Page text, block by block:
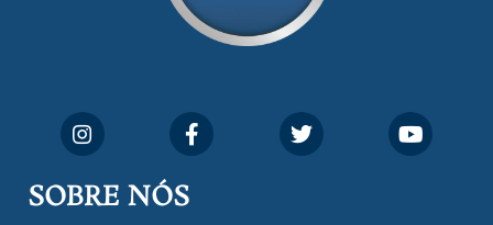
SOBRE NÓS